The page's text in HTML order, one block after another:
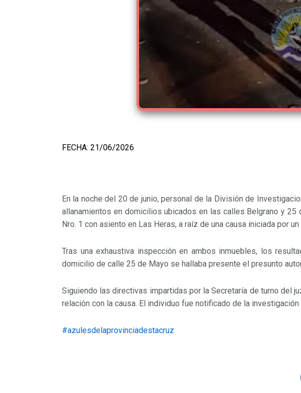
FECHA: 21/06/2026
En la noche del 20 de junio, personal de la División de
allanamientos en domicilios ubicados en las calles Belgrano y
Nro. 1 con asiento en Las Heras, a raíz de una causa iniciada por
Tras una exhaustiva inspección en ambos inmuebles, los
domicilio de calle 25 de Mayo se hallaba presente el presunto
Siguiendo las directivas impartidas por la Secretaría de turno del
relación con la causa. El individuo fue notificado de la
#azulesdelaprovinciadestacruz